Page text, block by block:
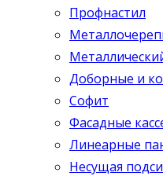
Профнастил
Доборные и
Софит
Фасадные
Линеарные
Несущая